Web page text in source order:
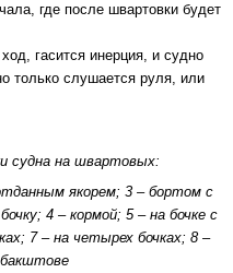
где после швартовки будет
гасится инерция, и судно
только слушается руля, или
судна на швартовых:
якорем; 3 – бортом с
4 – кормой; 5 – на бочке с
7 – на четырех бочках; 8 –